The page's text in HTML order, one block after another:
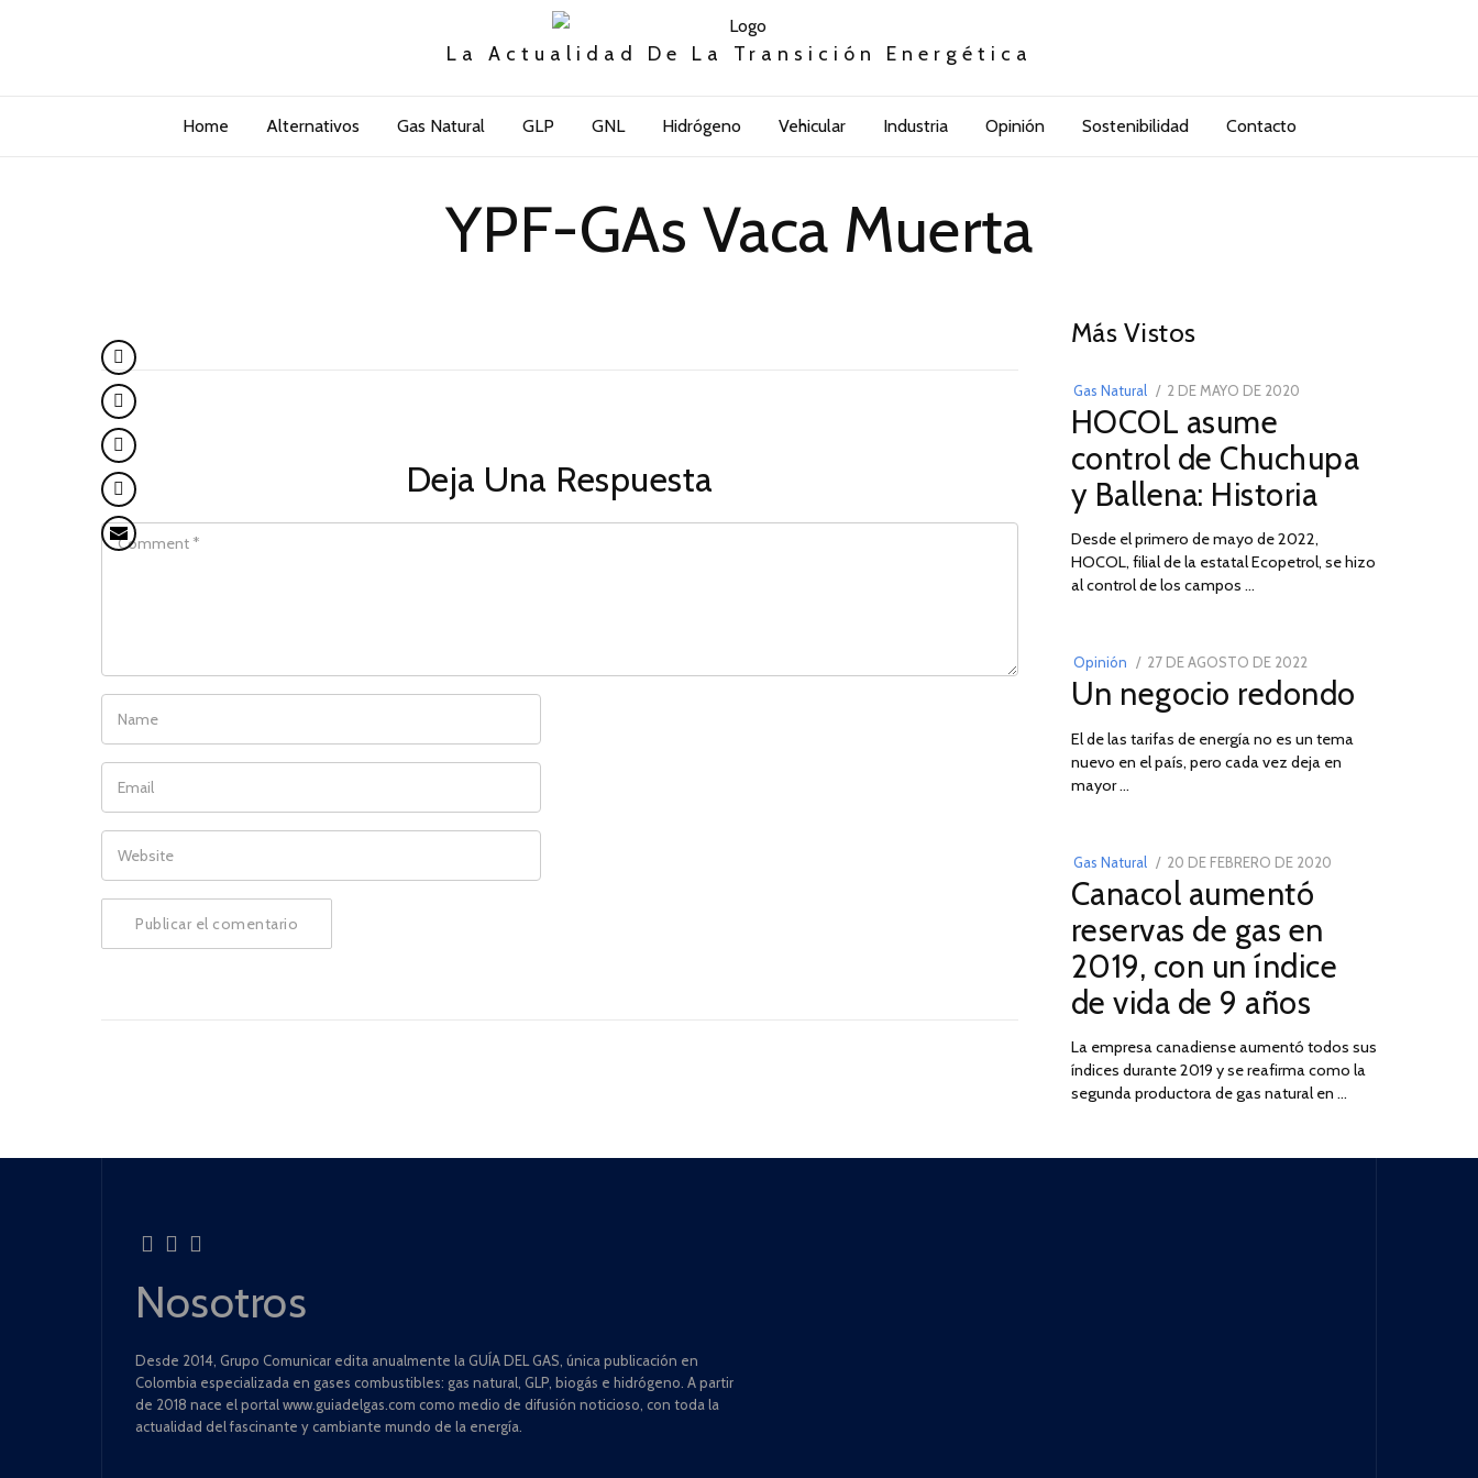
La Actualidad De La Transición Energética
Home Alternativos Gas Natural GLP GNL Hidrógeno Vehicular Industria Opinión Sostenibilidad Contacto
YPF-GAs Vaca Muerta
Deja Una Respuesta
COMMENT
NAME
EMAIL
WEBSITE
Más Vistos
Gas Natural
POSTED
ON
2 DE MAYO DE 2020
DE
2026
HOCOL asume
control de Chuchupa
y Ballena: Historia
Desde el primero de mayo de 2022,
HOCOL, filial de la estatal Ecopetrol, se hizo
al control de los campos …
Opinión
POSTED
ON
27 DE AGOSTO DE 202230
DE
DE
2022
Un negocio redondo
El de las tarifas de energía no es un tema
nuevo en el país, pero cada vez deja en
mayor …
03
Gas Natural
POSTED
ON
20 DE FEBRERO DE 2020
2025
Canacol aumentó
reservas de gas en
2019, con un índice
de vida de 9 años
La empresa canadiense aumentó todos sus
índices durante 2019 y se reafirma como la
segunda productora de gas natural en …
Nosotros
Desde 2014, Grupo Comunicar edita anualmente la GUÍA DEL GAS, única publicación en
Colombia especializada en gases combustibles: gas natural, GLP, biogás e hidrógeno. A partir
de 2018 nace el portal www.guiadelgas.com como medio de difusión noticioso, con toda la
actualidad del fascinante y cambiante mundo de la energía.